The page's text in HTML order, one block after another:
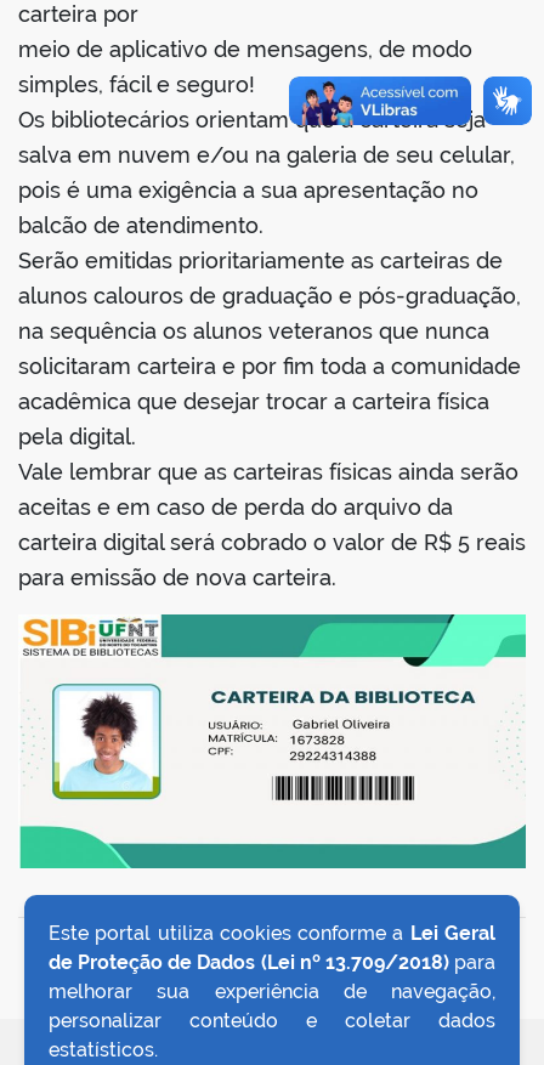
portal
carteira por
meio de aplicativo de mensagens, de modo
simples, fácil e seguro!
Os bibliotecários orientam que a carteira seja
salva em nuvem e/ou na galeria de seu celular,
pois é uma exigência a sua apresentação no
balcão de atendimento.
Serão emitidas prioritariamente as carteiras de
alunos calouros de graduação e pós-graduação,
na sequência os alunos veteranos que nunca
solicitaram carteira e por fim toda a comunidade
acadêmica que desejar trocar a carteira física
pela digital.
Vale lembrar que as carteiras físicas ainda serão
aceitas e em caso de perda do arquivo da
carteira digital será cobrado o valor de R$ 5 reais
para emissão de nova carteira.
VOLTAR AO TOPO
Este portal utiliza cookies conforme a Lei Geral
de Proteção de Dados (Lei nº 13.709/2018)para
melhorar sua experiência de navegação,
personalizar conteúdo e coletar dados
estatísticos.